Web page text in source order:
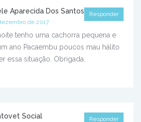
Responder
Aparecida Dos Santos
de 2017
tenho uma cachorra pequena e
ano Pacaembu poucos mau hálito
essa situação. Obrigada.
Responder
Social